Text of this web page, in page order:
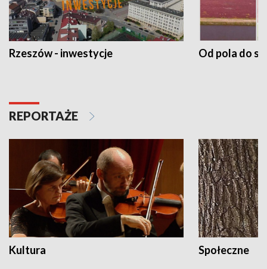
Rzeszów - inwestycje Od pola do
REPORTAŻE
Kultura Społeczne